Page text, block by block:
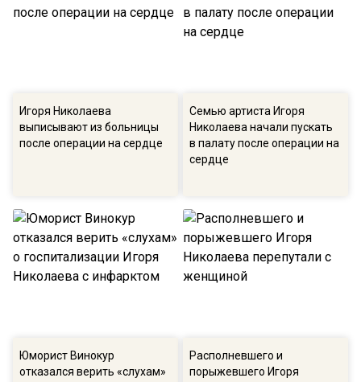
Игоря Николаева
выписывают из больницы
после операции на сердце
Семью артиста Игоря
Николаева начали пускать
в палату после операции на
сердце
Юморист Винокур
отказался верить «слухам»
Располневшего и
порыжевшего Игоря